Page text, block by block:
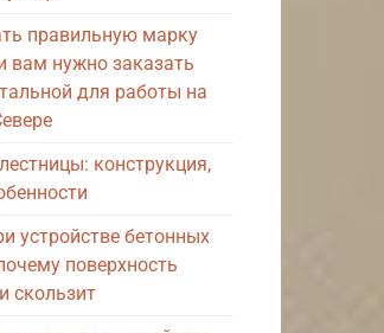
правильную марку
вам нужно заказать
для работы на
конструкция,
устройстве бетонных
поверхность
скользит